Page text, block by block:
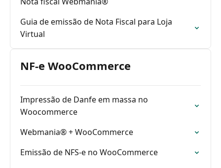
Guia de emissão de Nota Fiscal para Loja
Virtual
NF-e WooCommerce
Impressão de Danfe em massa no
Woocommerce
Webmania® + WooCommerce
Emissão de NFS-e no WooCommerce